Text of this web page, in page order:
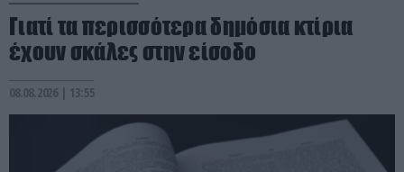
Γιατί τα περισσότερα δημόσια κτίρια
έχουν σκάλες στην είσοδο
08.08.2026 | 13:55